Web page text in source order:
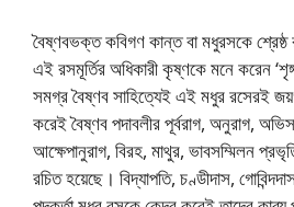
বৈষ্ণবভক্ত কবিগণ কান্ত বা মধুরসকে
এই রসমূর্তির অধিকারী কৃষ্ণকে মনে করেন
সমগ্র বৈষ্ণব সাহিত্যেই এই মধুর রসেরই
করেই বৈষ্ণব পদাবলীর পূর্বরাগ, অনুরাগ,
আক্ষেপানুরাগ, বিরহ, মাথুর, ভাবসম্মিলন
রচিত হয়েছে। বিদ্যাপতি, চণ্ডীদাস,